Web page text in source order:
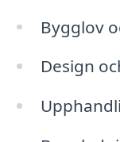
Bygglov
Design